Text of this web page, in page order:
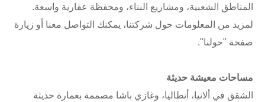
المناطق الشعبية، ومشاريع البناء، ومحفظة عقارية واسعة.
لمزيد من المعلومات حول شركتنا، يمكنك التواصل معنا أو زيارة
صفحة "حولنا".
مساحات معيشة حديثة
الشقق في ألانيا، أنطاليا، وغازي باشا مصممة بعمارة حديثة